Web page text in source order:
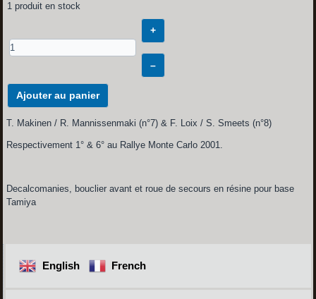
1 produit en stock
+
–
Ajouter au panier
T. Makinen / R. Mannissenmaki (n°7) & F. Loix / S. Smeets (n°8)
Respectivement 1° & 6° au Rallye Monte Carlo 2001.
Decalcomanies, bouclier avant et roue de secours en résine pour base
Tamiya
English French